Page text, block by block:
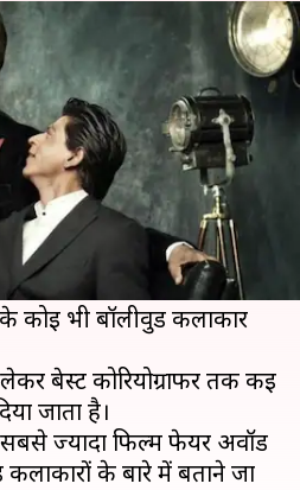
ने जीते हैं
फेयर अवार्ड्स
04:39 pm
का सबसे प्रतिष्ठित अवॉर्ड है।
अवॉर्ड दिया गया था। तब
जा रहा है।
कोई भी बॉलीवुड कलाकार
बेस्ट कोरियोग्राफर तक कई
जाता है।
ज्यादा फिल्म फेयर अवॉर्ड
के बारे में बताने जा